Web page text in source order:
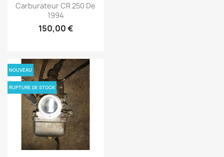
Carburateur CR 250 De
1994
150,00 €
NOUVEAU
RUPTURE DE STOCK